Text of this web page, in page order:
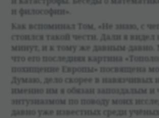
и фило­софии».
Как вспоми­нал Том, «Не знаю, с
сто­ился такой чести. Дали я
минут, и к тому же дав­ным-давно.
что его послед­няя кар­тина
похище­ние Европы» посвящена
Думаю, дело ско­рее в навяз­чи­вых
именно им я обя­зан запоз­да­лым
энту­зи­азмом по поводу моих
давно уже извест­ных среди